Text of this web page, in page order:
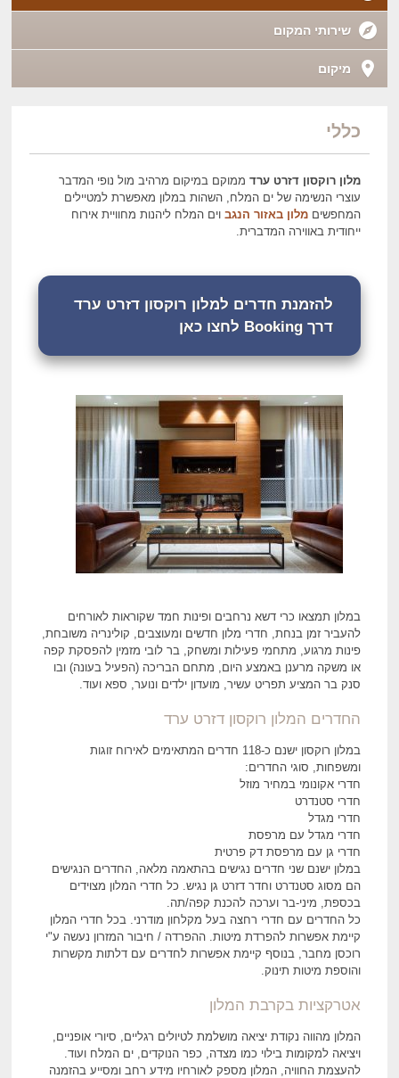
שירותי המקום
מיקום
כללי
מלון רוקסון דזרט ערד ממוקם במיקום מרהיב מול נופי המדבר
עוצרי הנשימה של ים המלח, השהות במלון מאפשרת למטיילים
המחפשיםמלון באזור הנגב וים המלח ליהנות מחוויית אירוח
ייחודית באווירה המדברית.
להזמנת חדרים למלון רוקסון דזרט ערד
דרך Booking לחצו כאן
במלון תמצאו כרי דשא נרחבים ופינות חמד שקוראות לאורחים
להעביר זמן בנחת, חדרי מלון חדשים ומעוצבים, קולינריה משובחת,
פינות מרגוע, מתחמי פעילות ומשחק, בר לובי מזמין להפסקת קפה
או משקה מרענן באמצע היום, מתחם הבריכה (הפעיל בעונה) ובו
סנק בר המציע תפריט עשיר, מועדון ילדים ונוער, ספא ועוד.
החדרים המלון רוקסון דזרט ערד
במלון רוקסון ישנם כ-118 חדרים המתאימים לאירוח זוגות
ומשפחות, סוגי החדרים:
חדרי אקונומי במחיר מוזל
חדרי סטנדרט
חדרי מגדל
חדרי מגדל עם מרפסת
חדרי גן עם מרפסת דק פרטית
במלון ישנם שני חדרים נגישים בהתאמה מלאה, החדרים הנגישים
הם מסוג סטנדרט וחדר דזרט גן נגיש. כל חדרי המלון מצוידים
בכספת, מיני-בר וערכה להכנת קפה/תה.
כל החדרים עם חדרי רחצה בעל מקלחון מודרני. בכל חדרי המלון
קיימת אפשרות להפרדת מיטות. ההפרדה / חיבור המזרון נעשה ע"י
רוכסן מחבר, בנוסף קיימת אפשרות לחדרים עם דלתות מקשרות
והוספת מיטות תינוק.
אטרקציות בקרבת המלון
המלון מהווה נקודת יציאה מושלמת לטיולים רגליים, סיורי אופניים,
ויציאה למקומות בילוי כמו מצדה, כפר הנוקדים, ים המלח ועוד.
להעצמת החוויה, המלון מספק לאורחיו מידע רחב ומסייע בהזמנה